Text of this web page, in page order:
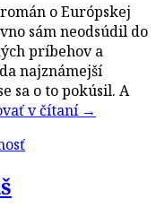
o Európskej
sám neodsúdil do
príbehov a
najznámejší
sa o to pokúsil. A
v čítaní →